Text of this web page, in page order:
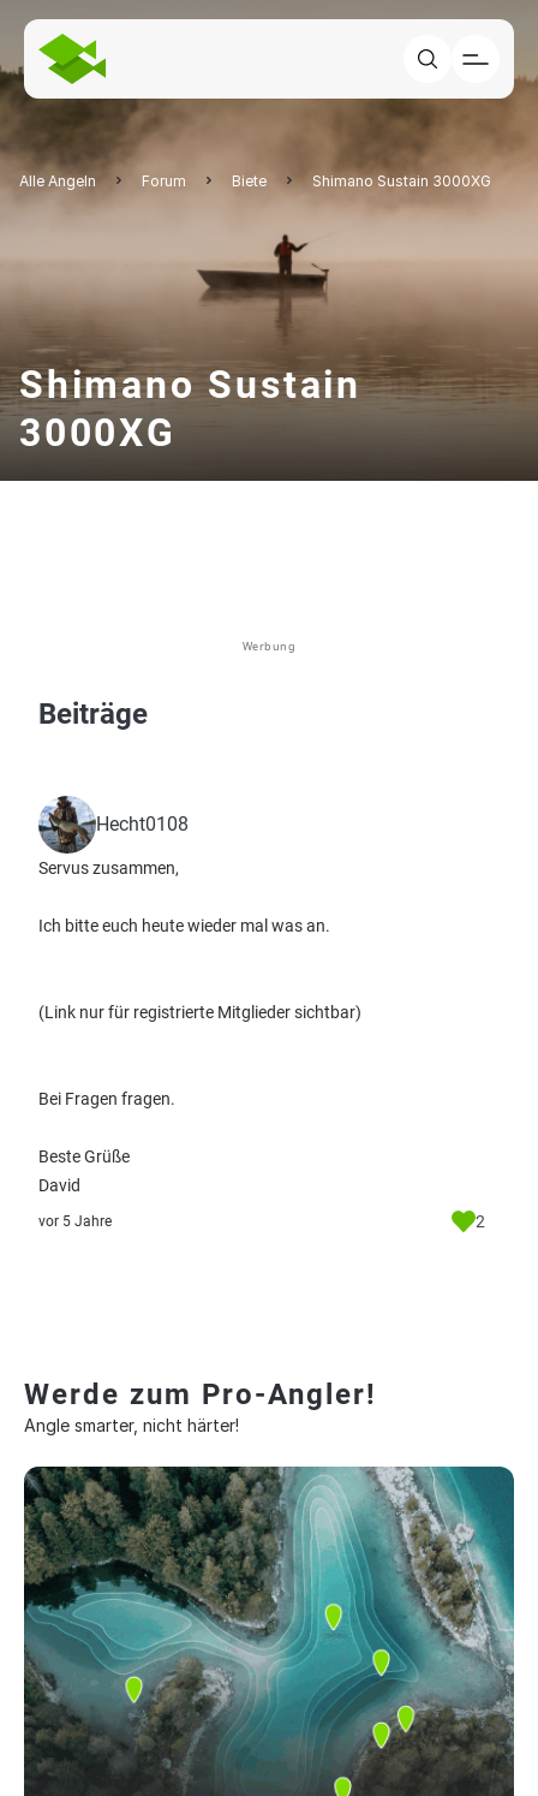
Alle Angeln Forum Biete Shimano Sustain 3000XG
Shimano Sustain
3000XG
Werbung
Beiträge
Hecht0108
Servus zusammen,
Ich bitte euch heute wieder mal was an.
(Link nur für registrierte Mitglieder sichtbar)
Bei Fragen fragen.
Beste Grüße
David
vor 5 Jahre 2
Werde zum Pro-Angler!
Angle smarter, nicht härter!